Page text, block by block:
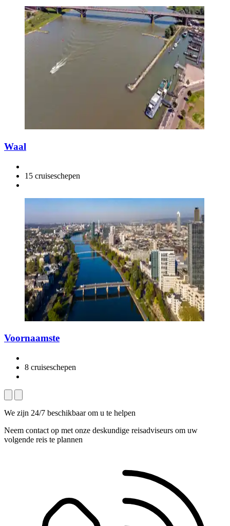
Waal
15 cruiseschepen
Voornaamste
8 cruiseschepen
We zijn 24/7 beschikbaar om u te helpen
Neem contact op met onze deskundige reisadviseurs om uw
volgende reis te plannen